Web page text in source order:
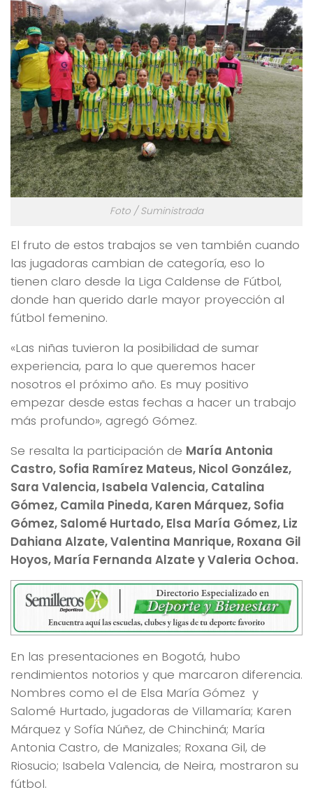
Foto / Suministrada
El fruto de estos trabajos se ven también cuando
las jugadoras cambian de categoría, eso lo
tienen claro desde la Liga Caldense de Fútbol,
donde han querido darle mayor proyección al
fútbol femenino.
«Las niñas tuvieron la posibilidad de sumar
experiencia, para lo que queremos hacer
nosotros el próximo año. Es muy positivo
empezar desde estas fechas a hacer un trabajo
más profundo», agregó Gómez.
Se resalta la participación de María Antonia
Castro, Sofia Ramírez Mateus, Nicol González,
Sara Valencia, Isabela Valencia, Catalina
Gómez, Camila Pineda, Karen Márquez, Sofia
Gómez, Salomé Hurtado, Elsa María Gómez, Liz
Dahiana Alzate, Valentina Manrique, Roxana Gil
Hoyos, María Fernanda Alzate y Valeria Ochoa.
En las presentaciones en Bogotá, hubo
rendimientos notorios y que marcaron diferencia.
Nombres como el de Elsa María Gómez y
Salomé Hurtado, jugadoras de Villamaría; Karen
Márquez y Sofía Núñez, de Chinchiná; María
Antonia Castro, de Manizales; Roxana Gil, de
Riosucio; Isabela Valencia, de Neira, mostraron su
fútbol.